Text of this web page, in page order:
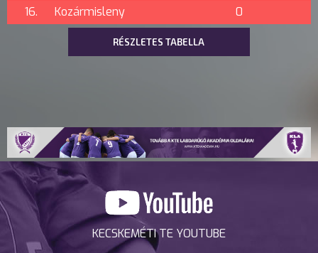
16.
Kozármisleny 0
RÉSZLETES TABELLA
KECSKEMÉTI TE YOUTUBE